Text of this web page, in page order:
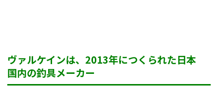
ヴァルケインは、2013年につくられた日本
国内の釣具メーカー